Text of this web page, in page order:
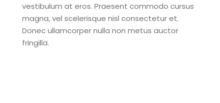
vestibulum at eros. Praesent commodo cursus
magna, vel scelerisque nisl consectetur et.
Donec ullamcorper nulla non metus auctor
fringilla.